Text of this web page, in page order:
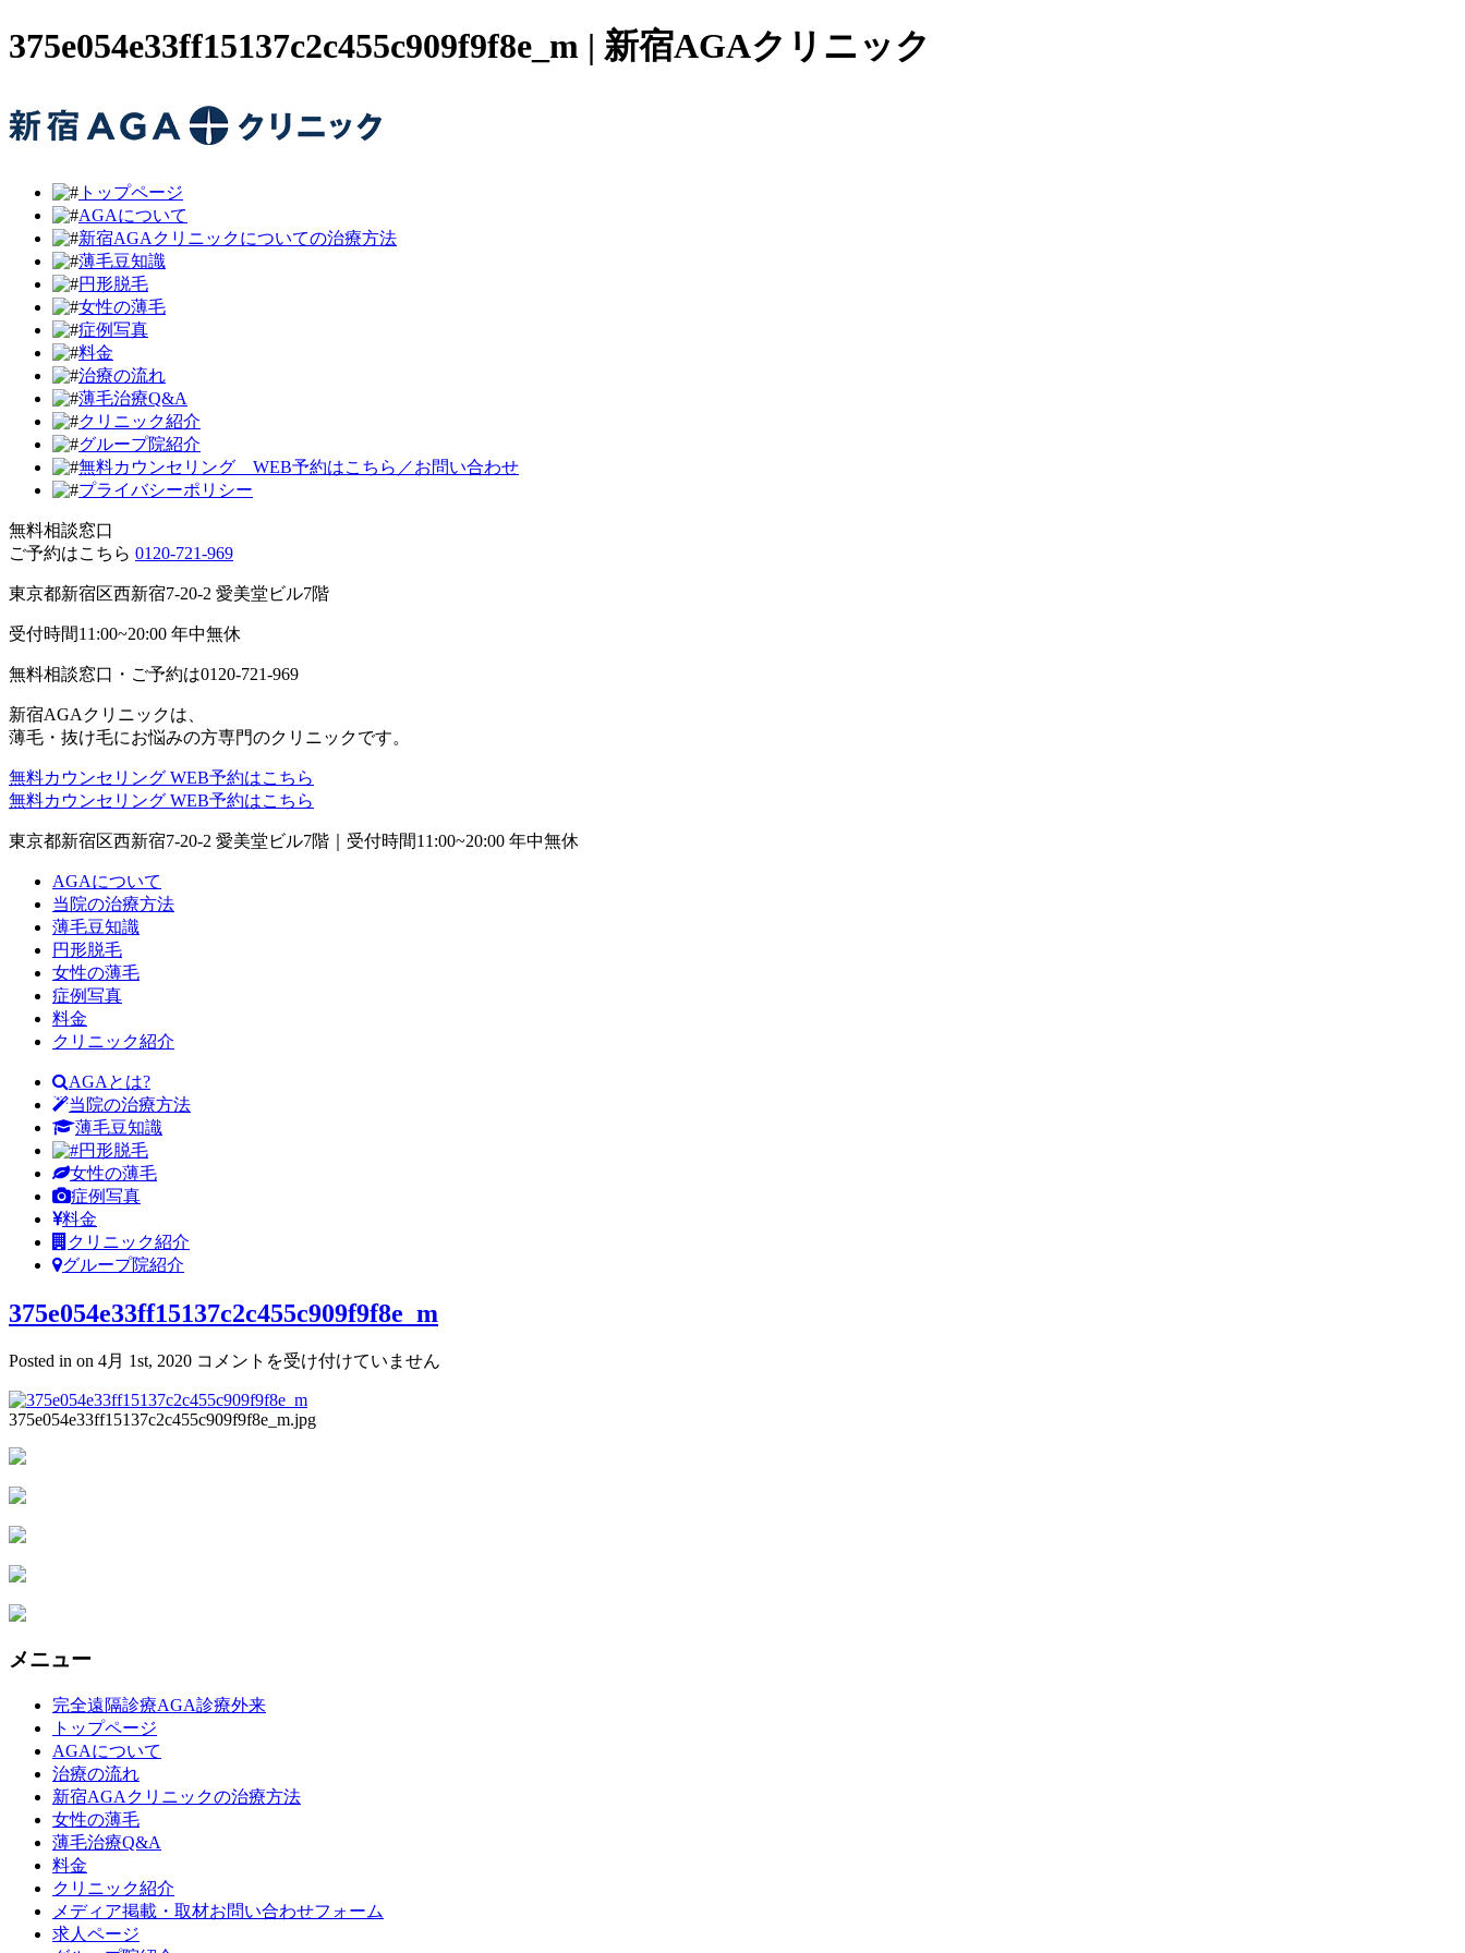
375e054e33ff15137c2c455c909f9f8e_m | 新宿AGAクリニック
トップページ
AGAについて
新宿AGAクリニックについての治療方法
薄毛豆知識
円形脱毛
女性の薄毛
症例写真
料金
治療の流れ
薄毛治療Q&A
クリニック紹介
グループ院紹介
無料カウンセリング WEB予約はこちら／お問い合わせ
プライバシーポリシー
無料相談窓口
ご予約はこちら 0120-721-969
東京都新宿区西新宿7-20-2 愛美堂ビル7階
受付時間11:00~20:00 年中無休
無料相談窓口・ご予約は0120-721-969
新宿AGAクリニックは、
薄毛・抜け毛にお悩みの方専門のクリニックです。
無料カウンセリング WEB予約はこちら
無料カウンセリング WEB予約はこちら
東京都新宿区西新宿7-20-2 愛美堂ビル7階｜ 受付時間11:00~20:00 年中無休
AGAについて
当院の治療方法
薄毛豆知識
円形脱毛
女性の薄毛
症例写真
料金
クリニック紹介
AGAとは?
当院の治療方法
薄毛豆知識
円形脱毛
女性の薄毛
症例写真
料金
クリニック紹介
グループ院紹介
375e054e33ff15137c2c455c909f9f8e_m
Posted in on 4月 1st, 2020 375e054e33ff15137c2c455c909f9f8e_m
コメントを受け付けていません
375e054e33ff15137c2c455c909f9f8e_m.jpg
メニュー
完全遠隔診療AGA診療外来
トップページ
AGAについて
治療の流れ
新宿AGAクリニックの治療方法
女性の薄毛
薄毛治療Q&A
料金
クリニック紹介
メディア掲載・取材お問い合わせフォーム
求人ページ